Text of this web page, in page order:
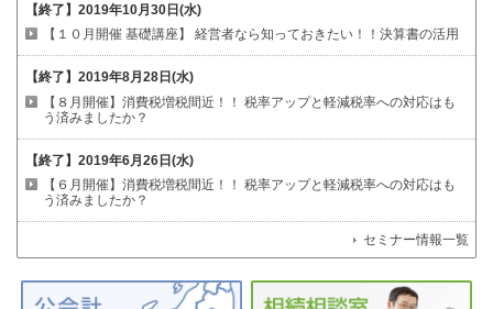
【終了】 2019年10月30日(水)
【１０月開催 基礎講座】 経営者なら知っておきたい！！決算書の活用
【終了】 2019年8月28日(水)
【８月開催】消費税増税間近！！ 税率アップと軽減税率への対応はも
う済みましたか？
【終了】 2019年6月26日(水)
【６月開催】消費税増税間近！！ 税率アップと軽減税率への対応はも
う済みましたか？
セミナー情報一覧